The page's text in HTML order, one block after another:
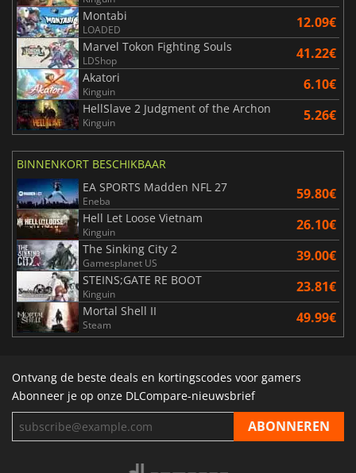
Montabi
LOADED 12.09€
Marvel Tokon Fighting Souls
LDShop 41.22€
Akatori
Kinguin 6.10€
HellSlave 2 Judgment of the Archon
Kinguin 5.26€
BINNENKORT BESCHIKBAAR
EA SPORTS Madden NFL 27
Eneba 59.80€
Hell Let Loose Vietnam
Kinguin 26.10€
The Sinking City 2
Gamesplanet US 39.00€
STEINS;GATE RE BOOT
Kinguin 23.81€
Mortal Shell II
Steam 49.99€
Ontvang de beste deals en kortingscodes voor gamers
Abonneer je op onze DLCompare-nieuwsbrief